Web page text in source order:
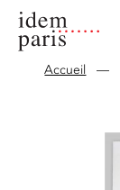
Accueil —